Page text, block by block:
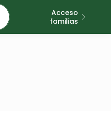
Acceso
familias